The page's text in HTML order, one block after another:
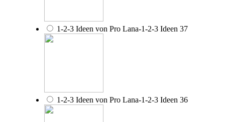
1-2-3 Ideen von Pro Lana-1-2-3 Ideen 37
1-2-3 Ideen von Pro Lana-1-2-3 Ideen 36